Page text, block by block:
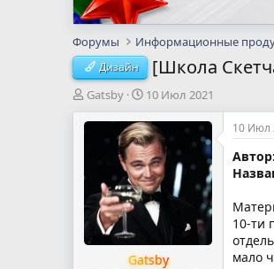
Форумы Информационные
Дизайн [Школа
А
т
м
ы
Gatsby
Д
т
а
н
а
ч
а
л
10 Июл 2021
Gatsby
10 Июл
Автор:
10-ти
мало